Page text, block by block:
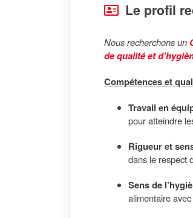
Le profil
Nous recherchons un
de qualité et
Compétences et
Travail en
pour atteindre
Rigueur et
dans le respect
Sens de
alimentaire